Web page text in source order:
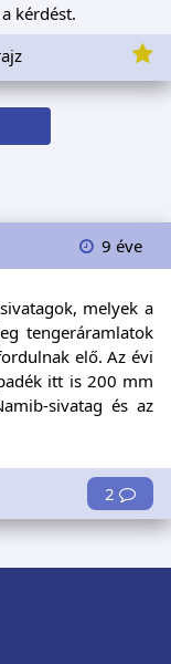
kérdést.
9 éve
melyek a
tengeráramlatok
elő. Az évi
itt is 200 mm
sivatag és az
2